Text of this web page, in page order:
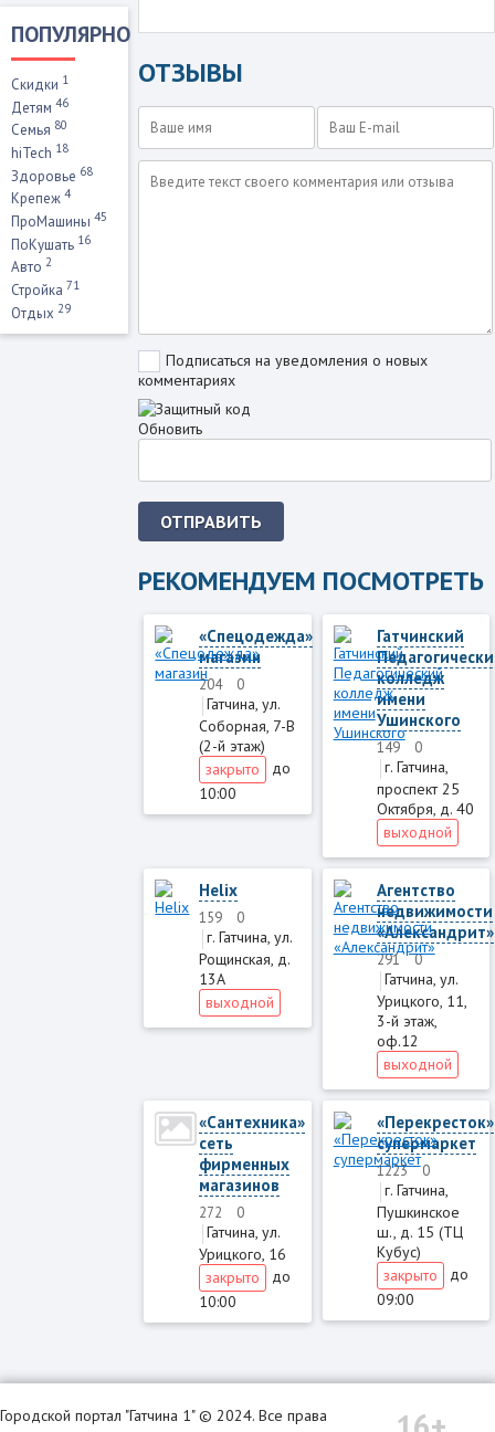
ПОПУЛЯРНО
Скидки 1
Детям 46
Семья 80
hiTech 18
Здоровье 68
Крепеж 4
ПроМашины 45
ПоКушать 16
Авто 2
Стройка 71
Отдых 29
ОТЗЫВЫ
Подписаться на уведомления о новых
комментариях
Обновить
ОТПРАВИТЬ
РЕКОМЕНДУЕМ ПОСМОТРЕТЬ
«Спецодежда»
магазин
204 0
Гатчина, ул.
Соборная, 7-В
(2-й этаж)
закрыто
до
10:00
Гатчинский
колледж
имени
Ушинского
149 0
г. Гатчина,
проспект 25
Октября, д. 40
выходной
Helix
159 0
г. Гатчина, ул.
Рощинская, д.
13А
выходной
Агентство
недвижимости
«Александрит»
291 0
Гатчина, ул.
Урицкого, 11,
3-й этаж,
оф.12
выходной
«Сантехника»
сеть
фирменных
магазинов
272 0
Гатчина, ул.
Урицкого, 16
закрыто
до
10:00
«Перекресток»
супермаркет
1223 0
г. Гатчина,
Пушкинское
ш., д. 15 (ТЦ
Кубус)
закрыто
до
09:00
Городской портал "Гатчина 1" © 2024. Все права